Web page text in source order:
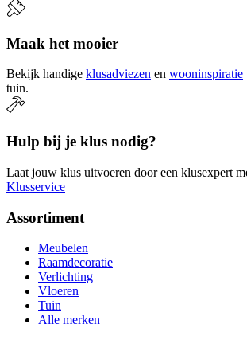
Maak het mooier
Bekijk handige klusadviezen en wooninspiratie
tuin.
Hulp bij je klus nodig?
Laat jouw klus uitvoeren door een klusexpert
Klusservice
Assortiment
Meubelen
Raamdecoratie
Verlichting
Vloeren
Tuin
Alle merken